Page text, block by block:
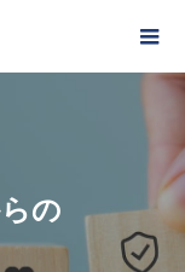
らの